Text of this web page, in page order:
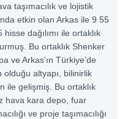
taşımacılık ve lojistik
etkin olan Arkas ile 9 55
hisse dağılımı ile ortaklık
Bu ortaklık Shenker
ve Arkas’ın Türkiye’de
olduğu altyapı, bilinirlik
ile gelişmiş. Bu ortaklık
hava kara depo, fuar
ve proje taşımacılığı